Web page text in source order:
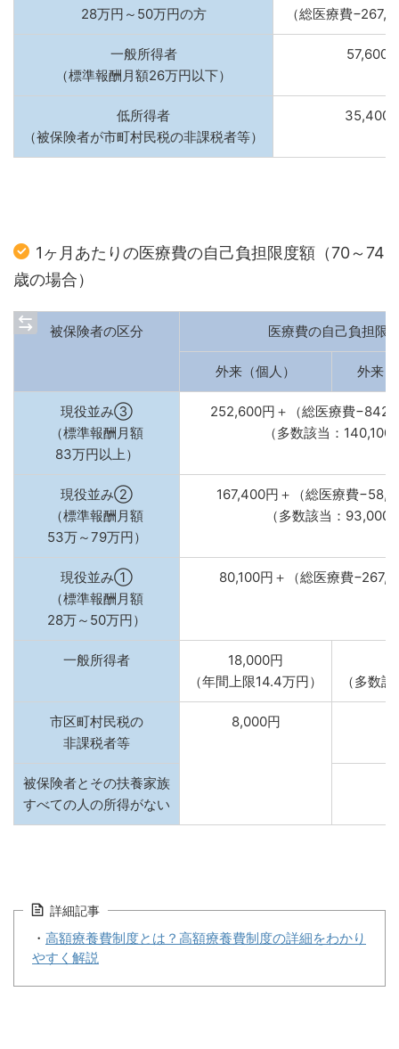
28万円～50万円の方
（総医療費
一般所得者
（標準報酬月額26万円以下）
57,600
低所得者
（被保険者が市町村民税の非課税者等）
35,400
1ヶ月あたりの医療費の自己負担限度額（70～74
歳の場合）
被保険者の区分 医療費の自己負担限
外来（個人） 外来
現役並み③
（標準報酬月額
83万円以上）
252,600円＋（総医療費
（多数該当：140,100
現役並み②
（標準報酬月額
53万～79万円）
167,400円＋（総医療費
（多数該当：93,000
現役並み①
（標準報酬月額
28万～50万円）
80,100円＋（総医療費
一般所得者
18,000円
（年間上限14.4万円）
（多数
市区町村民税の
非課税者等
8,000円
被保険者とその扶養家族
すべての人の所得がない
詳細記事
・ 高額療養費制度とは？高額療養費制度の詳細をわかり
やすく解説